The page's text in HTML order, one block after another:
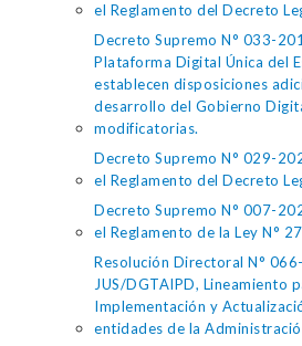
el Reglamento del Decreto
Decreto Supremo N° 033-
Plataforma Digital Única del
establecen disposiciones
desarrollo del Gobierno
modificatorias.
Decreto Supremo N° 029-
el Reglamento del Decreto
Decreto Supremo N° 007-
el Reglamento de la Ley N°
Resolución Directoral N°
JUS/DGTAIPD, Lineamiento
Implementación y
entidades de la